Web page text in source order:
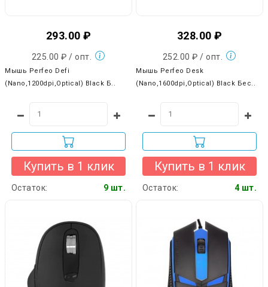
293.00 ₽
225.00 ₽ / опт.
Мышь Perfeo Defi
(Nano,1200dpi,Optical) Black Б..
Купить в 1 клик
Остаток: 9 шт.
328.00 ₽
252.00 ₽ / опт.
Мышь Perfeo Desk
(Nano,1600dpi,Optical) Black Бес..
Купить в 1 клик
Остаток: 4 шт.